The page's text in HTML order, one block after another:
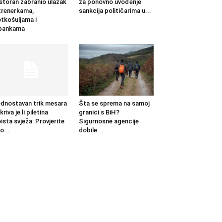
zabranio ulazak
i
za ponovno uvođenje
sankcija političarima u...
trik mesara
je li piletina
svježa: Provjerite
Šta se sprema na samoj
granici s BiH?
Sigurnosne agencije
dobile...